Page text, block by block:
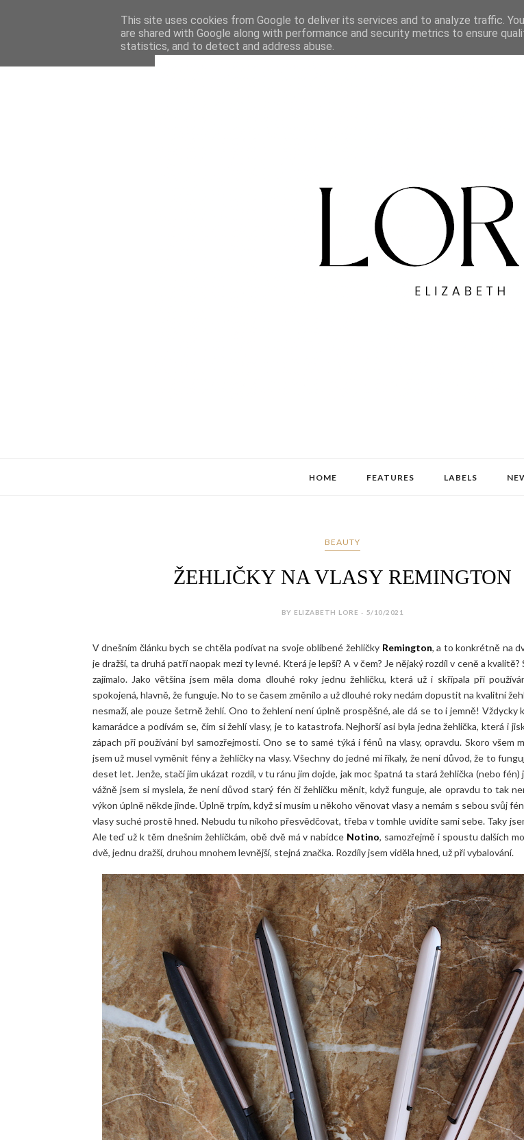
HOME FEATURES LABELS
BEAUTY
ŽEHLIČKY NA VLASY REMINGTON
BY ELIZABETH LORE - 5/10/2021
V dnešním článku bych se chtěla podívat na svoje oblíbené žehličky Remington, a to konkrétně na
je dražší, ta druhá patří naopak mezi ty levné. Která je lepší? A v čem? Je nějaký rozdíl v ceně a
zajímalo. Jako většina jsem měla doma dlouhé roky jednu žehličku, která už i skřípala při
spokojená, hlavně, že funguje. No to se časem změnilo a už dlouhé roky nedám dopustit na kvalitní
nesmaží, ale pouze šetrně žehlí. Ono to žehlení není úplně prospěšné, ale dá se to i jemně! Vždycky
kamarádce a podívám se, čím si žehlí vlasy, je to katastrofa. Nejhorší asi byla jedna žehlička, která i
zápach při používání byl samozřejmostí. Ono se to samé týká i fénů na vlasy, opravdu. Skoro všem
jsem už musel vyměnit fény a žehličky na vlasy. Všechny do jedné mi říkaly, že není důvod, že to
deset let. Jenže, stačí jim ukázat rozdíl, v tu ránu jim dojde, jak moc špatná ta stará žehlička (nebo fén)
vážně jsem si myslela, že není důvod starý fén či žehličku měnit, když funguje, ale opravdu to tak
výkon úplně někde jinde. Úplně trpím, když si musím u někoho věnovat vlasy a nemám s sebou svůj
vlasy suché prostě hned. Nebudu tu nikoho přesvědčovat, třeba v tomhle uvidíte sami sebe. Taky
Ale teď už k těm dnešním žehličkám, obě dvě má v nabídce Notino, samozřejmě i spoustu dalších
dvě, jednu dražší, druhou mnohem levnější, stejná značka. Rozdíly jsem viděla hned, už při vybalování.
This site uses cookies from Google to deliver its services and to analyze traffic.
are shared with Google along with performance and security metrics to ensure
statistics, and to detect and address abuse.